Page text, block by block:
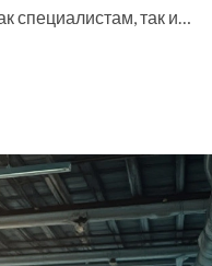
специалистам, так и